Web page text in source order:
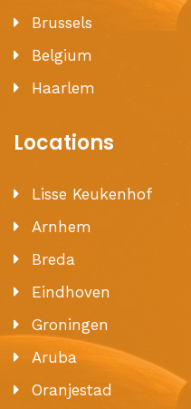
Brussels
Belgium
Haarlem
Locations
Lisse Keukenhof
Arnhem
Breda
Eindhoven
Groningen
Aruba
Oranjestad